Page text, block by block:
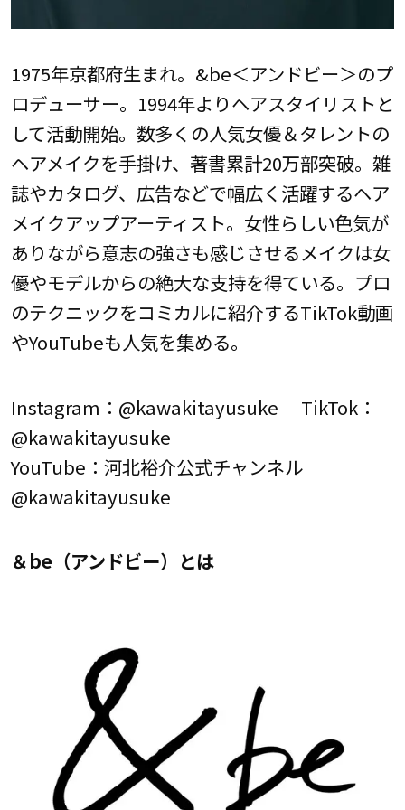
1975年京都府生まれ。&be＜アンドビー＞のプ
ロデューサー。1994年よりヘアスタイリストと
して活動開始。数多くの人気女優＆タレントの
ヘアメイクを手掛け、著書累計20万部突破。雑
誌やカタログ、広告などで幅広く活躍するヘア
メイクアップアーティスト。女性らしい色気が
ありながら意志の強さも感じさせるメイクは女
優やモデルからの絶大な支持を得ている。プロ
のテクニックをコミカルに紹介するTikTok動画
やYouTubeも人気を集める。
Instagram：@kawakitayusuke TikTok：
@kawakitayusuke
YouTube：河北裕介公式チャンネル
@kawakitayusuke
＆be（アンドビー）とは